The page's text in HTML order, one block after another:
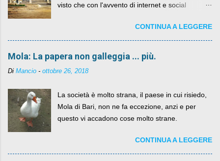
visto che con l'avvento di internet e social
sua lasciandone anche traccia scritta nel web.
CONTINUA A LEGGERE
Mola: La papera non galleggia ... più.
Di Mancio - ottobre 26, 2018
La società è molto strana, il paese in cui risiedo,
Mola di Bari, non ne fa eccezione, anzi e per
questo vi accadono cose molto strane.
CONTINUA A LEGGERE